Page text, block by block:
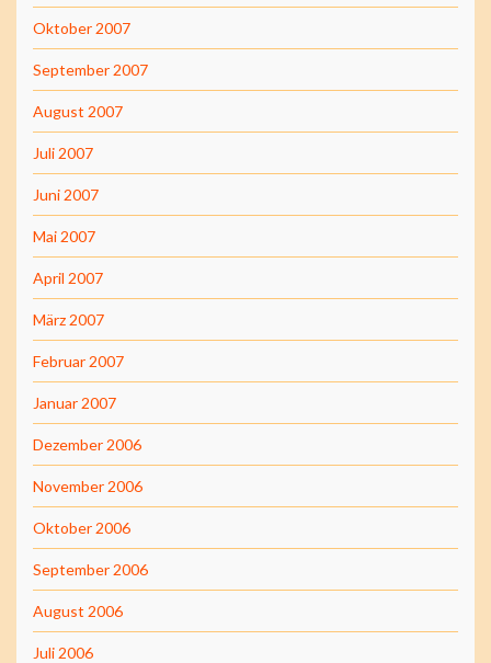
Oktober 2007
September 2007
August 2007
Juli 2007
Juni 2007
Mai 2007
April 2007
März 2007
Februar 2007
Januar 2007
Dezember 2006
November 2006
Oktober 2006
September 2006
August 2006
Juli 2006